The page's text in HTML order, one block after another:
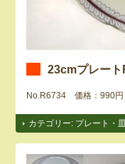
23cmプレート
No.R6734 価格：990
カテゴリー: プレート・皿